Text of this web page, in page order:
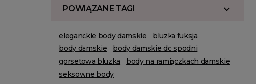
POWIĄZANE TAGI
eleganckie body damskie
bluzka fuksja
body damskie
body damskie do spodni
gorsetowa bluzka
body na ramiączkach damskie
seksowne body